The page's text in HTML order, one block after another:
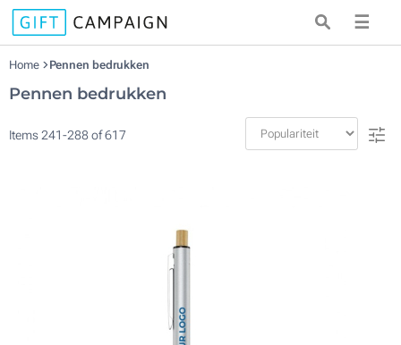
☰
Home Pennen bedrukken
Pennen bedrukken
Items241-288of617